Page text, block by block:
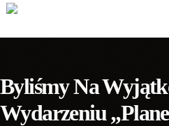
Byliśmy Na
Wydarzeniu